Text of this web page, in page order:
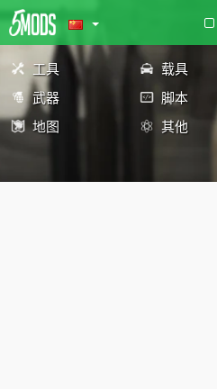
工具 载具
武器
脚本
地图
其他